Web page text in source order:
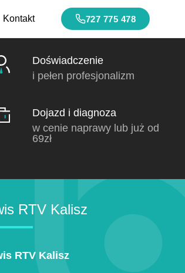
Kontakt 727 775 478
Doświadczenie
i pełen profesjonalizm
Dojazd i diagnoza
w cenie naprawy lub już od
69zł
RTV Kalisz
RTV Kalisz